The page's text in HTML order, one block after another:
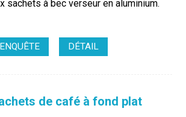
sachets à bec verseur en aluminium.
ENQUÊTE DÉTAIL
de café à fond plat